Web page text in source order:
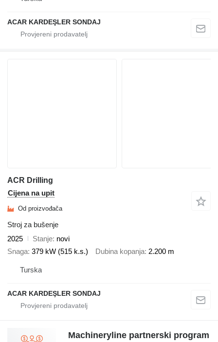
ACAR KARDEŞLER SONDAJ
ACR Drilling
Cijena na upit
Od proizvođača
Stroj za bušenje
2025
Stanje novi
Snaga 379 kW (515 k.s.) Dubina kopanja 2.200 m
Turska
ACAR KARDEŞLER SONDAJ
Machineryline partnerski program